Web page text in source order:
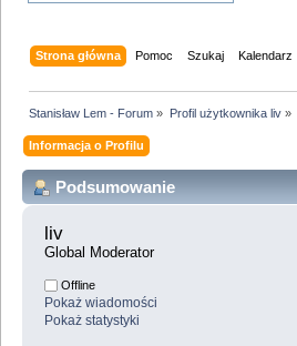
Strona główna Pomoc Szukaj Kalendarz
Stanisław Lem - Forum » Profil użytkownika liv»
Informacja o Profilu
Podsumowanie
liv
Global Moderator
Offline
Pokaż wiadomości
Pokaż statystyki